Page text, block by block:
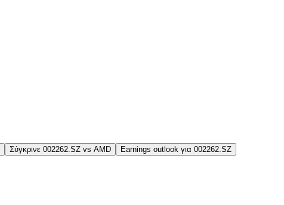
Σύγκρινε 002262.SZ vs AMD Earnings outlook για 002262.SZ